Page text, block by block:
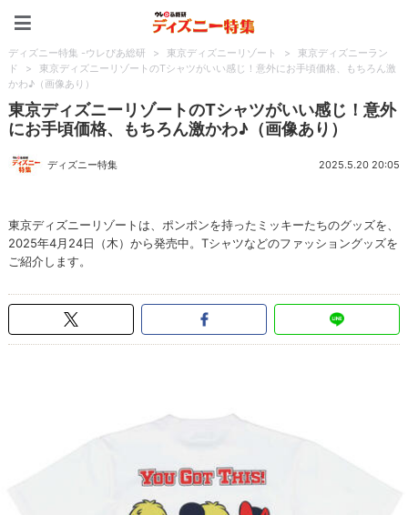
ディズニー特集 -ウレぴあ総研 > 東京ディズニーリゾート >
東京ディズニーラン
ド
>
東京ディズニーリゾートのTシャツがいい感じ！意外にお手頃価格、もちろん激
かわ♪（画像あり）
東京ディズニーリゾートのTシャツがいい感じ！意外
にお手頃価格、もちろん激かわ♪（画像あり）
ディズニー特集 2025.5.20 20:05
東京ディズニーリゾートは、ポンポンを持ったミッキーたちのグッズを、
2025年4月24日（木）から発売中。Tシャツなどのファッショングッズを
ご紹介します。